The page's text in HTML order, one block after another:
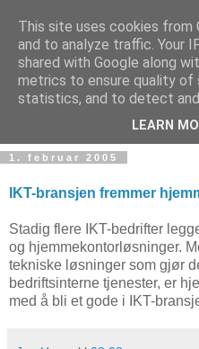
1. februar 2005
IKT-bransjen fremmer
Stadig flere IKT-bedrifter
og hjemmekontorløsninger.
tekniske løsninger som gjør
bedriftsinterne tjenester, er
med å bli et gode i IKT-
This site uses cookies
and to analyze traffic. Your
shared with Google along
metrics to ensure quality of
statistics, and to detect and
LEARN